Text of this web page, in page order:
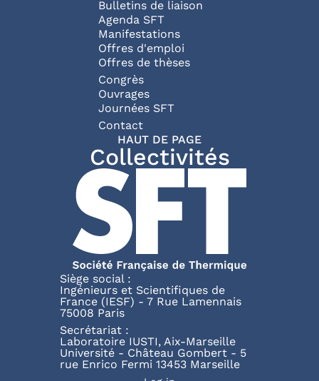
Bulletins de liaison
Agenda SFT
Manifestations
Offres d'emploi
Offres de thèses
Congrès
Ouvrages
Journées SFT
Pied de page
Contact
HAUT DE PAGE
Collectivités
Siège social :
Ingénieurs et Scientifiques de
France (IESF) - 7 Rue Lamennais
75008 Paris
Secrétariat :
Laboratoire IUSTI, Aix-Marseille
Université - Château Gombert - 5
rue Enrico Fermi 13453 Marseille